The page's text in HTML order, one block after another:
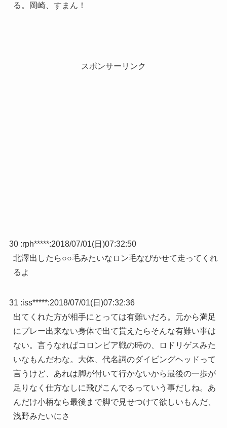
る。岡崎、すまん！
スポンサーリンク
30 :rph*****:2018/07/01(日)07:32:50
北澤出したら○○毛みたいなロン毛なびかせて走ってくれ
るよ
31 :iss*****:2018/07/01(日)07:32:36
出てくれた方が相手にとっては有難いだろ。元から満足
にプレー出来ない身体で出て貰えたらそんな有難い事は
ない。言うなればコロンビア戦の時の、ロドリゲスみた
いなもんだわな。大体、代名詞のダイビングヘッドって
言うけど、あれは脚が付いて行かないから最後の一歩が
足りなく仕方なしに飛びこんでるっていう事だしね。あ
んだけ小柄なら最後まで脚で見せつけて欲しいもんだ、
浅野みたいにさ